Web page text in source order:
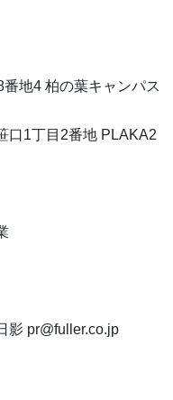
番地4 柏の葉キャンパス
口1丁目2番地 PLAKA2
影 pr@fuller.co.jp